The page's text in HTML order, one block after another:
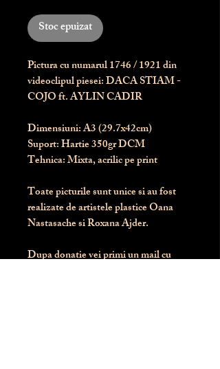
Stoc epuizat
Pictura cu numarul1746/ 1921 din
videoclipul piesei: DACA STIAM -
COJO ft. AYLIN CADIR
Dimensiuni: A3 (29.7x42cm)
Suport: Hartie 350gr DCM
Tehnica: Mixta, acrilic pe print
Toate picturile sunt unice si au fost
realizate de artistele plastice Oana
Nastasache si Roxana Ajder.
Dupa donatie vei primi un mail cu